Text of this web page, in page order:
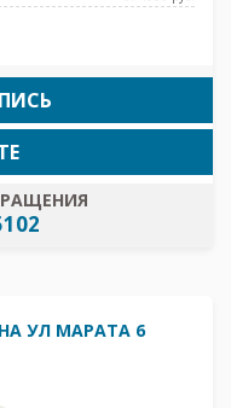
УЛ МАРАТА 6